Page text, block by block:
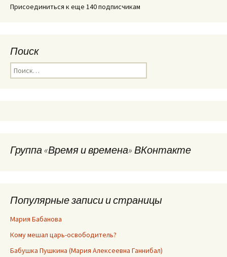
Присоединиться к еще 140 подписчикам
Поиск
Найти:
Группа «Время и времена» ВКонтакте
Популярные записи и страницы
Мария Бабанова
Кому мешал царь-освободитель?
Бабушка Пушкина (Мария Алексеевна Ганнибал)